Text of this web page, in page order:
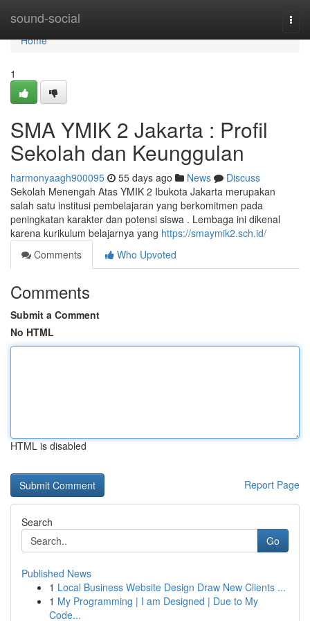
sound-social
Home
Home
1
SMA YMIK 2 Jakarta : Profil
Sekolah dan Keunggulan
harmonyaagh900095 55 days ago News
Discuss
Sekolah Menengah Atas YMIK 2 Ibukota Jakarta merupakan
salah satu institusi pembelajaran yang berkomitmen pada
peningkatan karakter dan potensi siswa . Lembaga ini dikenal
karena kurikulum belajarnya yang https://smaymik2.sch.id/
Comments
Who Upvoted
Comments
Submit a Comment
No HTML
HTML is disabled
Report Page
Search
Go
Published News
1 Local Business Website Design Draw New Clients ...
1 My Programming | I am Designed | Due to My
Code...